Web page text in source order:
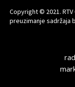
Copyright © 2021.
preuzimanje sadržaja